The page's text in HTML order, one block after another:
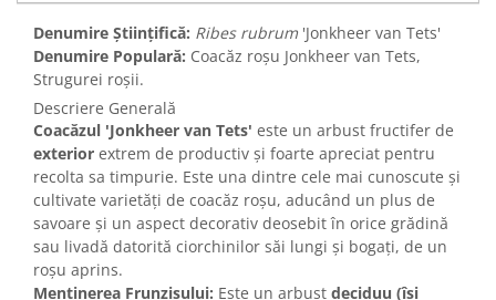
Denumire Științifică: Ribes rubrum 'Jonkheer van Tets'
Denumire Populară: Coacăz roșu Jonkheer van Tets,
Strugurei roșii.
Descriere Generală
Coacăzul 'Jonkheer van Tets' este un arbust fructifer de
exterior extrem de productiv și foarte apreciat pentru
recolta sa timpurie. Este una dintre cele mai cunoscute și
cultivate varietăți de coacăz roșu, aducând un plus de
savoare și un aspect decorativ deosebit în orice grădină
sau livadă datorită ciorchinilor săi lungi și bogați, de un
roșu aprins.
Menținerea Frunzișului: Este un arbust deciduu (își